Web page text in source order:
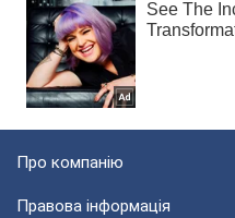
Про компанію
Правова інформація